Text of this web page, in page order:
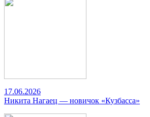
17.06.2026
Никита Нагаец — новичок «Кузбасса»